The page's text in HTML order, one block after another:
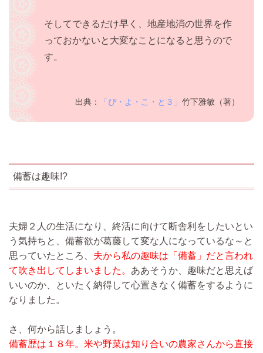
そしてできるだけ早く、地産地消の世界を作
っておかないと大変なことになると思うので
す。
出典： 「ぴ・よ・こ・と３」 竹下雅敏（著）
備蓄は趣味!?
夫婦２人の生活になり、終活に向けて断舎利をしたいとい
う気持ちと、備蓄欲が葛藤して変な人になっているな～と
思っていたところ、 夫から私の趣味は「備蓄」だと言われ
て吹き出してしまいました。 ああそうか、趣味だと思えば
いいのか、といたく納得して心置きなく備蓄をするように
なりました。
さ、何から話しましょう。
備蓄歴は１８年。米や野菜は知り合いの農家さんから直接